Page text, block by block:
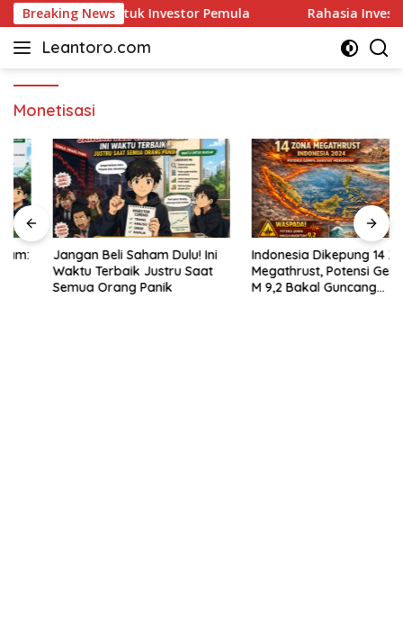
Skip
to
content
Breaking News
dan Strategi untuk Investor Pemula Rahasia
Leantoro.com
Jasa
Copywriting,
dan
Digital
Marketing
Ciptakan
Cerita,
Membangun
Citra
Monetisasi
Jangan Beli Saham Dulu! Ini
Waktu Terbaik Justru Saat
Semua Orang Panik
Indonesia Dikepung 14 Zona
Megathrust, Potensi Gempa
M 9,2 Bakal Guncang